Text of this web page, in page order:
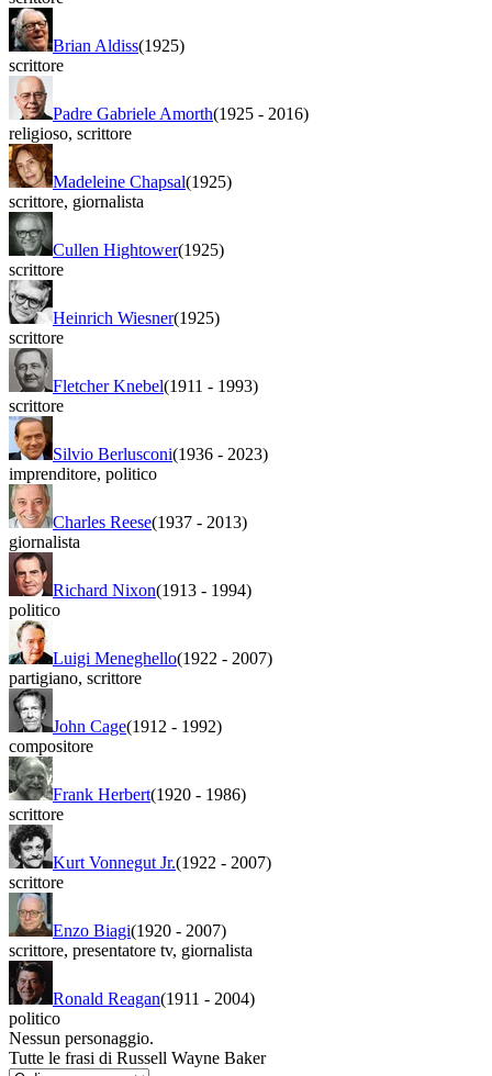
Brian Aldiss(1925)
scrittore
Padre Gabriele Amorth(1925 - 2016)
religioso, scrittore
Madeleine Chapsal(1925)
scrittore, giornalista
Cullen Hightower(1925)
scrittore
Heinrich Wiesner(1925)
scrittore
Fletcher Knebel(1911 - 1993)
scrittore
Silvio Berlusconi(1936 - 2023)
imprenditore, politico
Charles Reese(1937 - 2013)
giornalista
Richard Nixon(1913 - 1994)
politico
Luigi Meneghello(1922 - 2007)
partigiano, scrittore
John Cage(1912 - 1992)
compositore
Frank Herbert(1920 - 1986)
scrittore
Kurt Vonnegut Jr.(1922 - 2007)
scrittore
Enzo Biagi(1920 - 2007)
scrittore, presentatore tv, giornalista
Ronald Reagan(1911 - 2004)
politico
Nessun personaggio.
Tutte le frasi di Russell Wayne Baker